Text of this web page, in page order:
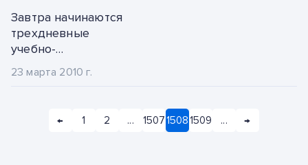
2012
ноябрь
декабрь
состава филиалов и
центрального
аппарата ФГУ
Росгранстрой.
Завтра начинаются
трехдневные
учебно-
методические
сборы
центрального
23 марта 2010 г.
← 1 2 ... 150715081509 ... →